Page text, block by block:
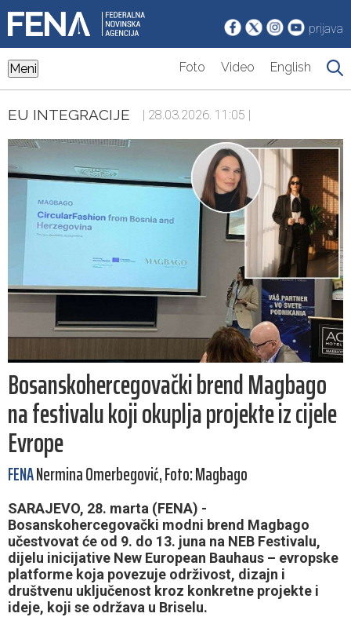
prijava
Meni Foto Video English
EU INTEGRACIJE | 28.03.2026. 11:05 |
Bosanskohercegovački brend Magbago
na festivalu koji okuplja projekte iz cijele
Evrope
FENANermina Omerbegović, Foto: Magbago
SARAJEVO, 28. marta (FENA) -
Bosanskohercegovački modni brend Magbago
učestvovat će od 9. do 13. juna na NEB Festivalu,
dijelu inicijative New European Bauhaus – evropske
platforme koja povezuje održivost, dizajn i
društvenu uključenost kroz konkretne projekte i
ideje, koji se održava u Briselu.